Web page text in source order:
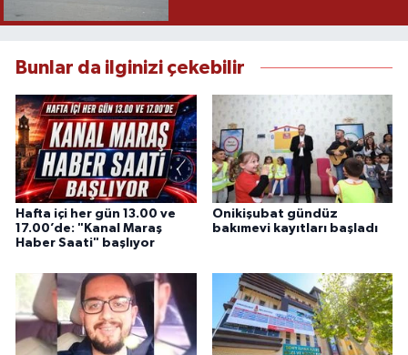
Bunlar da ilginizi çekebilir
Hafta içi her gün 13.00 ve
17.00’de: "Kanal Maraş
Haber Saati" başlıyor
Onikişubat gündüz
bakımevi kayıtları başladı